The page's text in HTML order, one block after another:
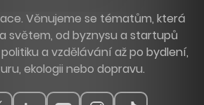
Věnujeme se tématům, která
světem, od byznysu a startupů
a vzdělávání až po bydlení,
ekologii nebo dopravu.